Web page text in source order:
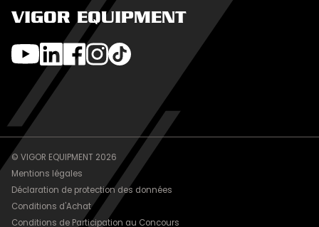
VIGOR EQUIPMENT
© VIGOR EQUIPMENT 2026
Mentions légales
Déclaration de protection des données
Conditions d'Achat
Conditions de Participation au Concours